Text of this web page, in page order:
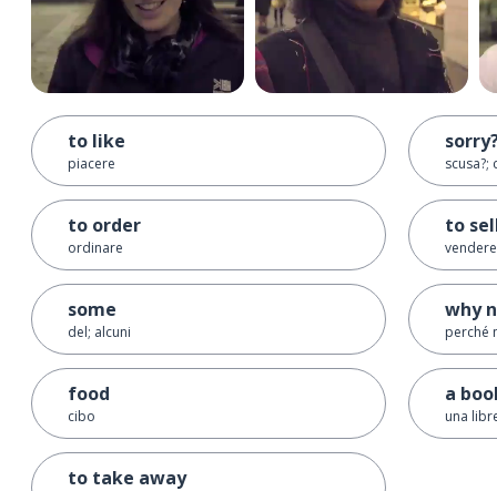
to like
piacere
to order
ordinare
some
del; alcuni
food
cibo
to take away
scusa?;
to
vendere
why
perché
a
una